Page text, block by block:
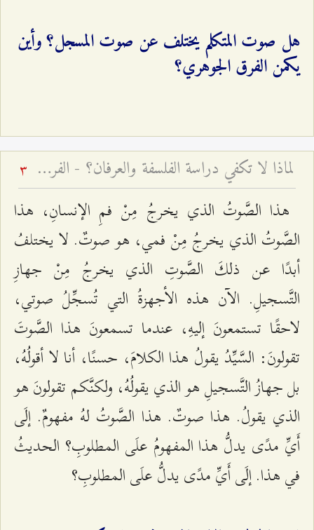
هل صوت المتكلم يختلف عن صوت المسجل؟ وأين
يكمن الفرق الجوهري؟
لماذا لا تكفي دراسة الفلسفة والعرفان؟ - الفرق بين العلم والمعرفة 3
هذا الصَّوتُ الذي یخرجُ مِنْ فمِ الإنسانِ، هذا
الصَّوتُ الذي یخرجُ مِنْ فمي، هو صوتٌ. لا یختلفُ
أبدًا عن ذلكَ الصَّوتِ الذي یخرجُ مِنْ جهازِ
التَّسجیلِ. الآن هذه الأجهزةُ التي تُسجِّلُ صوتي،
لاحقًا تستمعونَ إلیهِ، عندما تسمعونَ هذا الصَّوتَ
تقولونَ: السَّیِّدُ یقولُ هذا الكلامَ، حسنًا، أنا لا أقولُهُ،
بل جهازُ التَّسجیلِ هو الذي یقولُهُ، ولكنَّكم تقولونَ هو
الذي یقولُ. هذا صوتٌ. هذا الصَّوتُ لهُ مفهومٌ. إلَى
أَيِّ مدًى یدلُّ هذا المفھومُ علَى المطلوبِ؟ الحدیثُ
في هذا. إلَى أَيِّ مدًى یدلُّ علَى المطلوبِ؟